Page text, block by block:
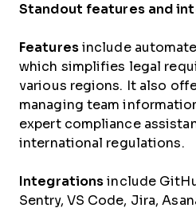
Standout features and
Featuresinclude
which simplifies legal
various regions. It also
managing team
expert compliance
international regulations.
Integrations include
Sentry, VS Code, Jira,